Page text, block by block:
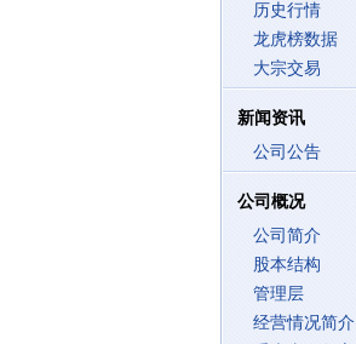
历史行情
龙虎榜数据
大宗交易
新闻资讯
公司公告
公司概况
公司简介
股本结构
管理层
经营情况简介